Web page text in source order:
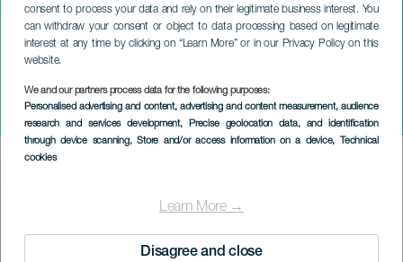
consent to process your data and rely on their legitimate business interest. You
can withdraw your consent or object to data processing based on legitimate
interest at any time by clicking on “Learn More” or in our Privacy Policy on this
website.
We and our partners process data for the following purposes:
Personalised advertising and content, advertising and content measurement, audience
research and services development, Precise geolocation data, and identification
through device scanning, Store and/or access information on a device, Technical
cookies
Learn More →
Disagree and close
Olemme mitä syömme
LA PALMA
Imagen